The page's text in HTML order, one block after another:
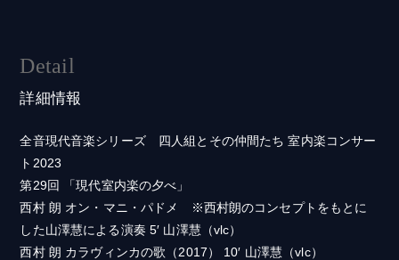
Detail
詳細情報
全音現代音楽シリーズ 四人組とその仲間たち 室内楽コンサー
ト2023
第29回 「現代室内楽の夕べ」
西村 朗 オン・マニ・パドメ ※西村朗のコンセプトをもとに
した山澤慧による演奏 5′ 山澤慧（vlc）
西村 朗 カラヴィンカの歌（2017） 10′ 山澤慧（vlc）